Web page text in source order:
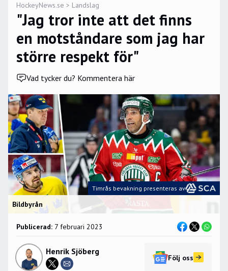
HockeyNews.se > Landslag
"Jag tror inte att det finns
en motståndare som jag har
större respekt för"
Vad tycker du? Kommentera här
Bildbyrån
Timrås bevakning presenteras av
Publicerad: 7 februari 2023
Henrik Sjöberg
Följ oss